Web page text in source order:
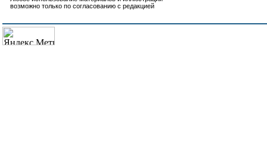
возможно только по согласованию с редакцией